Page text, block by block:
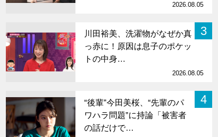
2026.08.05
3
川田裕美、洗濯物がなぜか真
っ赤に！原因は息子のポケッ
トの中身…
2026.08.05
4
“後輩”今田美桜、“先輩のパ
ワハラ問題”に持論「被害者
の話だけで…